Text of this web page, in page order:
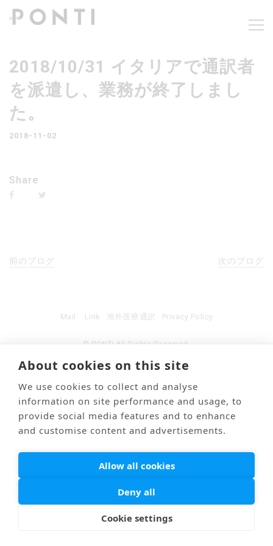
2018/10/31 イタリアで通訳者
を派遣し、業務が終了しまし
た。
2018-11-02
Share
前のブログ 次のブログ
© PONTI All Rights Reserved.
Mail Link 海外医療通訳 Privacy Policy
About cookies on this site
We use cookies to collect and analyse
information on site performance and usage, to
provide social media features and to enhance
and customise content and advertisements.
Allow all cookies
Deny all
Cookie settings